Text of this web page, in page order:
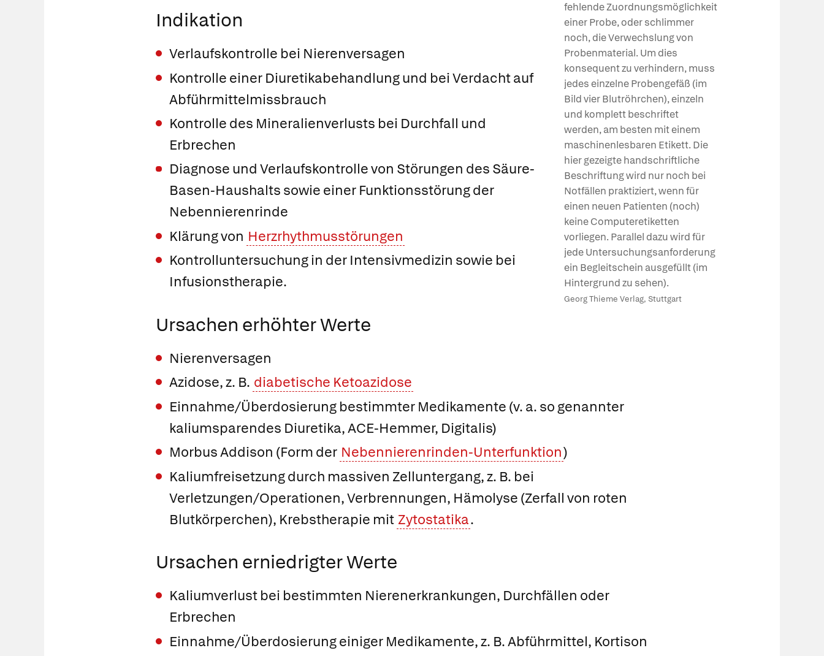
fehlende Zuordnungsmöglichkeit
einer Probe, oder schlimmer
noch, die Verwechslung von
Probenmaterial. Um dies
konsequent zu verhindern, muss
jedes einzelne Probengefäß (im
Bild vier Blutröhrchen), einzeln
und komplett beschriftet
werden, am besten mit einem
maschinenlesbaren Etikett. Die
hier gezeigte handschriftliche
Beschriftung wird nur noch bei
Notfällen praktiziert, wenn für
einen neuen Patienten (noch)
keine Computeretiketten
vorliegen. Parallel dazu wird für
jede Untersuchungsanforderung
ein Begleitschein ausgefüllt (im
Hintergrund zu sehen).
Georg Thieme Verlag, Stuttgart
Indikation
Verlaufskontrolle bei Nierenversagen
Kontrolle einer Diuretikabehandlung und bei Verdacht auf
Abführmittelmissbrauch
Kontrolle des Mineralienverlusts bei Durchfall und
Erbrechen
Diagnose und Verlaufskontrolle von Störungen des Säure-
Basen-Haushalts sowie einer Funktionsstörung der
Nebennierenrinde
Klärung von Herzrhythmusstörungen
Kontrolluntersuchung in der Intensivmedizin sowie bei
Infusionstherapie.
Ursachen erhöhter Werte
Nierenversagen
Azidose, z. B. diabetische Ketoazidose
Einnahme/Überdosierung bestimmter Medikamente (v. a. so genannter
kaliumsparendes Diuretika, ACE-Hemmer, Digitalis)
Morbus Addison (Form der Nebennierenrinden-Unterfunktion)
Kaliumfreisetzung durch massiven Zelluntergang, z. B. bei
Verletzungen/Operationen, Verbrennungen, Hämolyse (Zerfall von roten
Blutkörperchen), Krebstherapie mit Zytostatika.
Ursachen erniedrigter Werte
Kaliumverlust bei bestimmten Nierenerkrankungen, Durchfällen oder
Erbrechen
Einnahme/Überdosierung einiger Medikamente, z. B. Abführmittel, Kortison